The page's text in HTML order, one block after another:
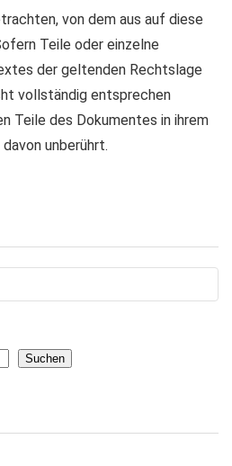
von dem aus auf diese
Teile oder einzelne
der geltenden Rechtslage
vollständig entsprechen
Teile des Dokumentes in ihrem
unberührt.
Suchen